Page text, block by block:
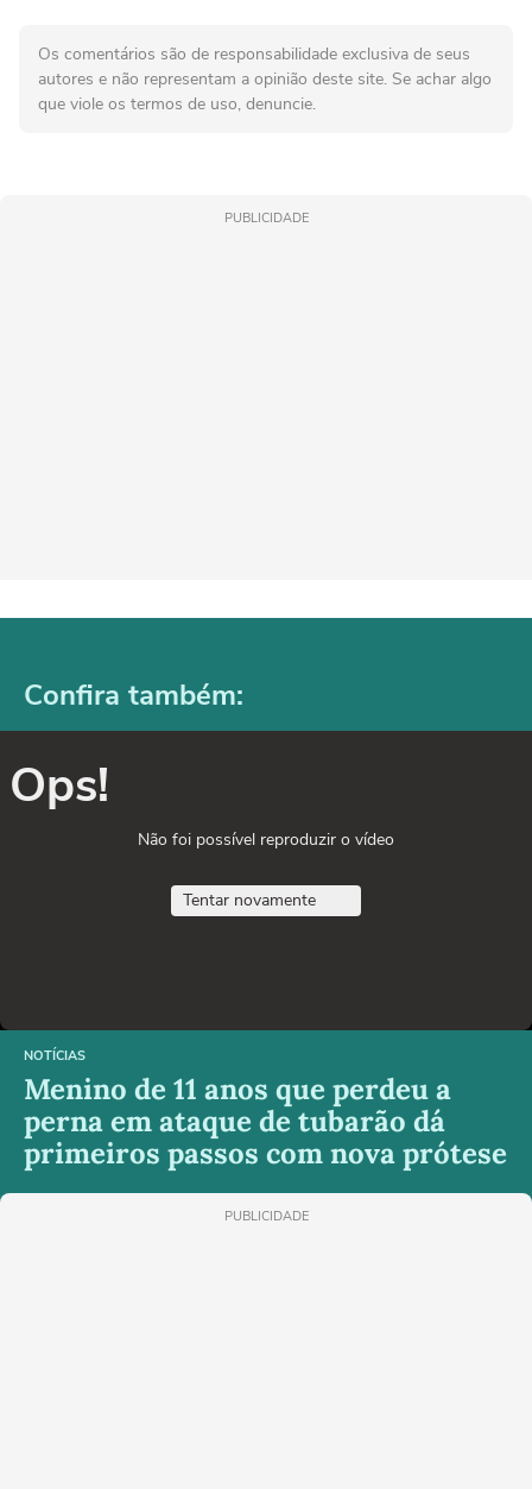
Os comentários são de responsabilidade exclusiva de seus
autores e não representam a opinião deste site. Se achar algo
que viole os termos de uso, denuncie.
PUBLICIDADE
Confira também:
Ops!
Não foi possível reproduzir o vídeo
Tentar novamente
NOTÍCIAS
Menino de 11 anos que perdeu a
perna em ataque de tubarão dá
primeiros passos com nova prótese
PUBLICIDADE